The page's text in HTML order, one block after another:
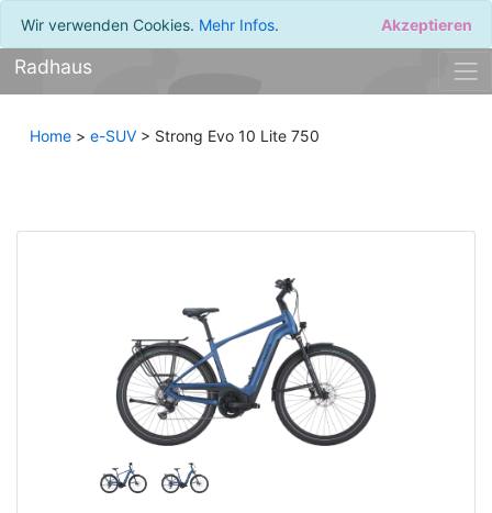
Wir verwenden Cookies. Mehr Infos. Akzeptieren
Radhaus
Home> e-SUV> Strong Evo 10 Lite 750